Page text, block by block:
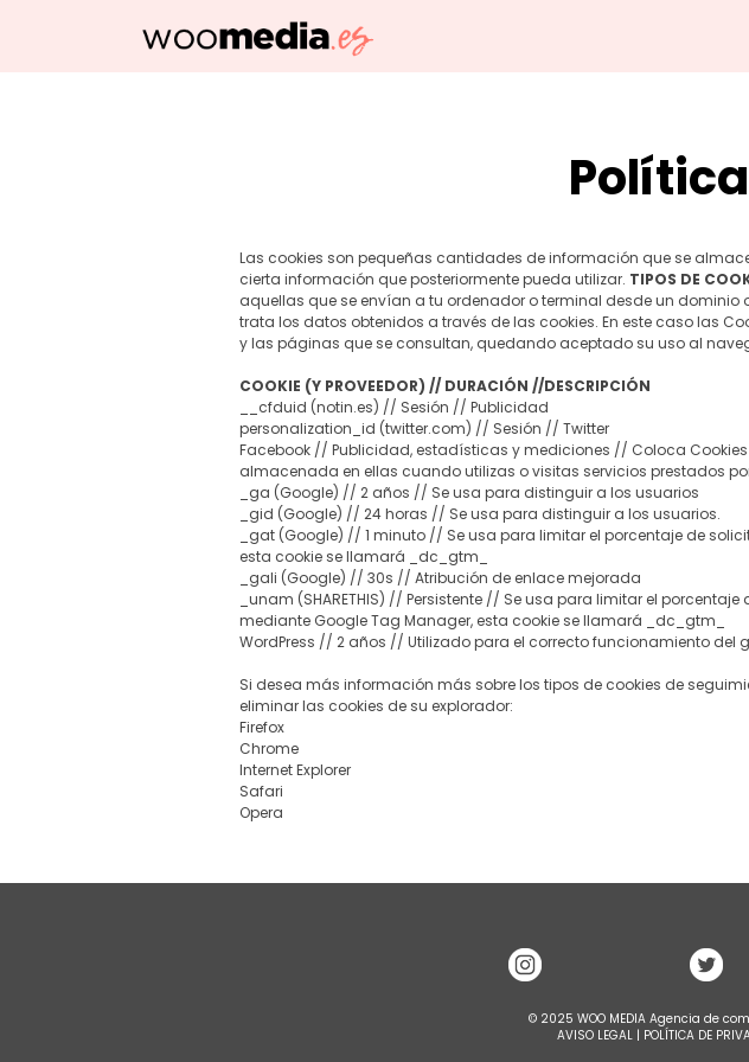
​Las cookies son pequeñas cantidades de información que se
cierta información que posteriormente pueda utilizar. TIPOS DE
aquellas que se envían a tu ordenador o terminal desde un
trata los datos obtenidos a través de las cookies. En este caso las
y las páginas que se consultan, quedando aceptado su uso al
COOKIE (Y PROVEEDOR) // DURACIÓN //DESCRIPCIÓN
__cfduid (notin.es) // Sesión // Publicidad
​personalization_id (twitter.com) // Sesión // Twitter
Facebook // Publicidad, estadísticas y mediciones // Coloca
almacenada en ellas cuando utilizas o visitas servicios prestados
_ga (Google) // 2 años // Se usa para distinguir a los usuarios
_gid (Google) // 24 horas // Se usa para distinguir a los usuarios.
_gat (Google) // 1 minuto // Se usa para limitar el porcentaje de
esta cookie se llamará _dc_gtm_
_gali (Google) // 30s // Atribución de enlace mejorada
​_unam (SHARETHIS) // Persistente // Se usa para limitar el
mediante Google Tag Manager, esta cookie se llamará _dc_gtm_
WordPress // 2 años // Utilizado para el correcto funcionamiento del
Si desea más información más sobre los tipos de cookies de
eliminar las cookies de su explorador:
Firefox
Chrome
Internet Explorer
Safari
Opera
© 2025 WOO MEDIA Agencia de
AVISO LEGAL| POLÍTICA DE